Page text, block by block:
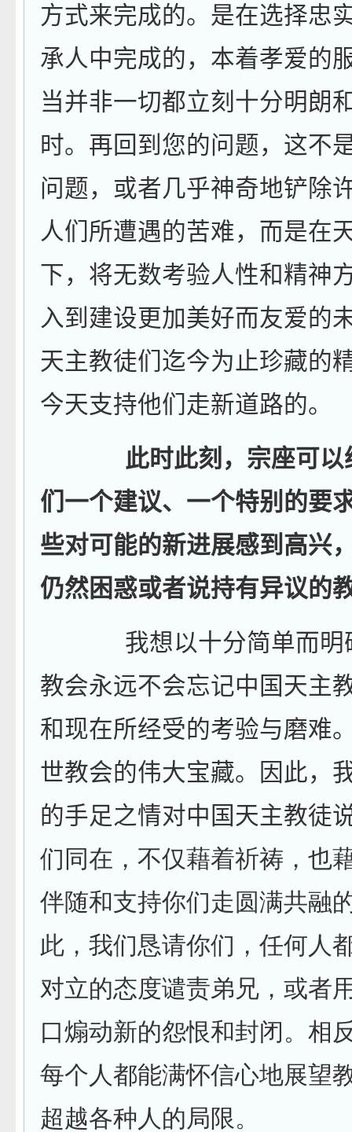
方式来完成的。是在选择忠
承人中完成的，本着孝爱的
当并非一切都立刻十分明朗
时。再回到您的问题，这不
问题，或者几乎神奇地铲除
人们所遭遇的苦难，而是在
下，将无数考验人性和精神
入到建设更加美好而友爱的
天主教徒们迄今为止珍藏的
今天支持他们走新道路的。
此时此刻，宗座可
们一个建议、一个特别的要
些对可能的新进展感到高兴
仍然困惑或者说持有异议的
我想以十分简单而
教会永远不会忘记中国天主
和现在所经受的考验与磨难
世教会的伟大宝藏。因此，
的手足之情对中国天主教徒
们同在，不仅藉着祈祷，也
伴随和支持你们走圆满共融
此，我们恳请你们，任何人
对立的态度谴责弟兄，或者
口煽动新的怨恨和封闭。相
每个人都能满怀信心地展望
超越各种人的局限。